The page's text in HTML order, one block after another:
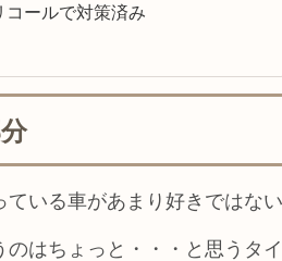
ールで対策済み
いる車があまり好きではない
はちょっと・・・と思うタイ